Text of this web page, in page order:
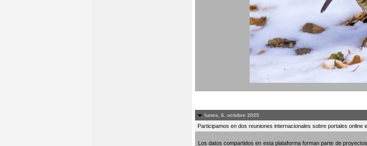
lunes, 6. octubre 2025
Participamos en dos reuniones internacionales sobre portales online
Los datos compartidos en esta plataforma forman parte de